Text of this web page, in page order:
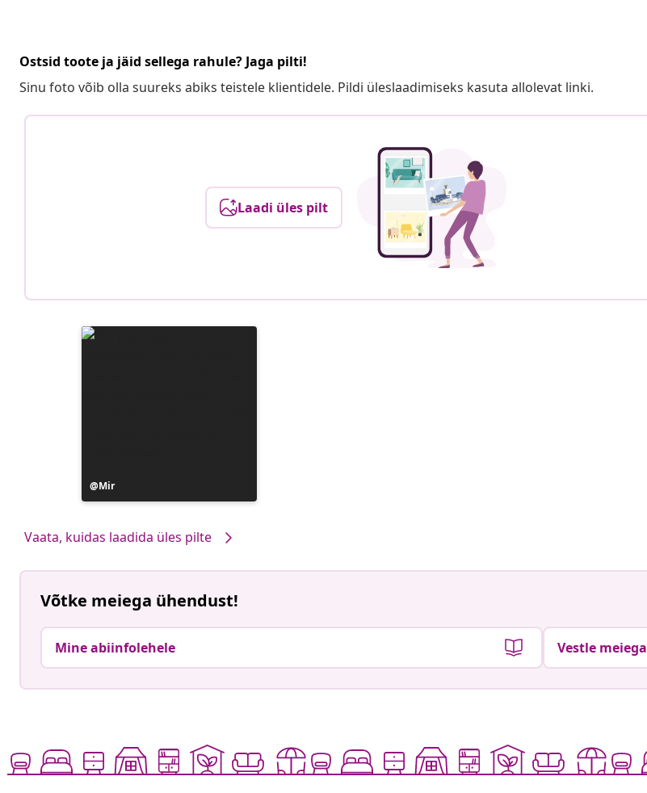
Ostsid toote ja jäid sellega rahule? Jaga pilti!
Sinu foto võib olla suureks abiks teistele klientidele. Pildi üleslaadimiseks kasuta allolevat linki.
Laadi üles pilt
Postitus
avaldatud
Mir
Vaata, kuidas laadida üles pilte
Võtke meiega ühendust!
Mine abiinfolehele Vestle meiega